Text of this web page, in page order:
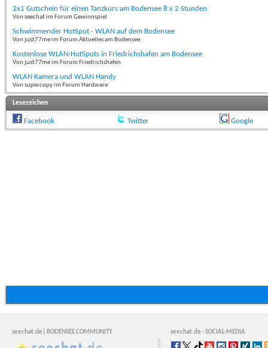
2x1 Gutschein für einen Tanzkurs am Bodensee 8 x 2 Stunden
Von seechat im Forum Gewinnspiel
Schwimmender HotSpot - WLAN auf dem Bodensee
Von just77me im Forum Aktuelles am Bodensee
Kostenlose WLAN-HotSpots in Friedrichshafen am Bodensee
Von just77me im Forum Friedrichshafen
WLAN Kamera und WLAN Handy
Von supercopy im Forum Hardware
Lesezeichen
Facebook Twitter Google
seechat.de| BODENSEE COMMUNITY seechat.de - SOCIAL-MEDIA